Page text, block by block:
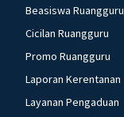
Beasiswa Ruangguru
Cicilan Ruangguru
Promo Ruangguru
Laporan Kerentanan
Layanan Pengaduan